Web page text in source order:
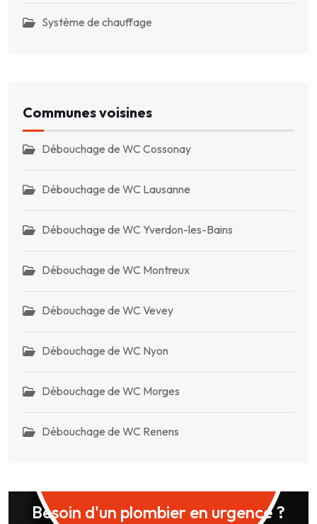
Système de chauffage
Communes voisines
Débouchage de WC Cossonay
Débouchage de WC Lausanne
Débouchage de WC Yverdon-les-Bains
Débouchage de WC Montreux
Débouchage de WC Vevey
Débouchage de WC Nyon
Débouchage de WC Morges
Débouchage de WC Renens
Besoin d'un plombier en urgence ?